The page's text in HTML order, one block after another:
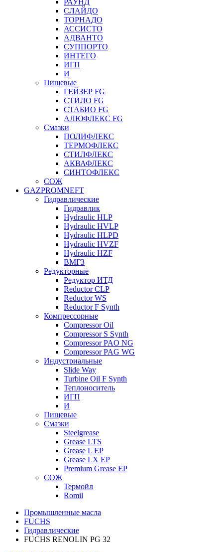
РАУНД
СЛАЙДО
ТОРНАДО
АССИСТО
АДВАНТО
СУППОРТО
ИНТЕГО
ИГП
И
Пищевые
ГЕЙЗЕР FG
СТИЛО FG
СТАБИО FG
АЛЮФЛЕКС FG
Смазки
ПОЛИФЛЕКС
ТЕРМОФЛЕКС
СТИЛФЛЕКС
АКВАФЛЕКС
СИНТОФЛЕКС
СОЖ
GAZPROMNEFT
Гидравлические
Гидравлик
Hydraulic HLP
Hydraulic HVLP
Hydraulic HLPD
Hydraulic HVZF
Hydraulic HZF
ВМГЗ
Редукторные
Редуктор ИТД
Reductor CLP
Reductor WS
Reductor F Synth
Компрессорные
Compressor Oil
Compressor S Synth
Compressor PAO NG
Compressor PAG WG
Индустриальные
Slide Way
Turbine Oil F Synth
Теплоноситель
ИГП
И
Пищевые
Смазки
Steelgrease
Grease LTS
Grease L EP
Grease LX EP
Premium Grease EP
СОЖ
Термойл
Romil
Промышленные масла
FUCHS
Гидравлические
FUCHS RENOLIN PG 32